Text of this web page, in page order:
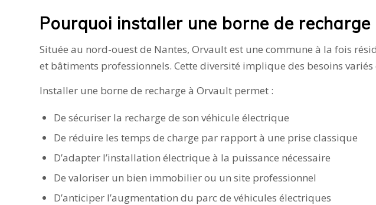
Pourquoi installer une borne de
Située au nord-ouest de Nantes, Orvault est une commune à la fois
et bâtiments professionnels. Cette diversité implique des besoins
Installer une borne de recharge à Orvault permet :
De sécuriser la recharge de son véhicule électrique
De réduire les temps de charge par rapport à une prise classique
D’adapter l’installation électrique à la puissance nécessaire
De valoriser un bien immobilier ou un site professionnel
D’anticiper l’augmentation du parc de véhicules électriques